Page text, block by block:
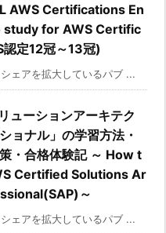
AWS Certifications En
study for AWS Certific
定12冠～13冠)
ェアを拡大しているパブ ...
ューションアーキテク
ョナル」の学習方法・
・合格体験記 ～ How t
Certified Solutions Ar
～
ェアを拡大しているパブ ...